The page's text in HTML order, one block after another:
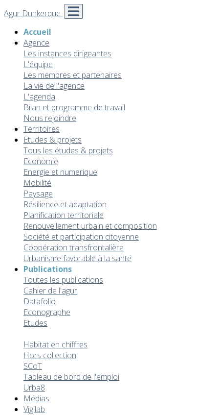
Agur Dunkerque
Accueil
Agence
Les instances dirigeantes
L'équipe
Les membres et partenaires
La vie de l'agence
L'agenda
Bilan et programme de travail
Nous rejoindre
Territoires
Etudes & projets
Tous les études & projets
Economie
Energie et numerique
Mobilité
Paysage
Résilience et adaptation
Planification territoriale
Renouvellement urbain et composition
Société et participation citoyenne
Coopération transfrontalière
Urbanisme favorable à la santé
Publications
Toutes les publications
Cahier de l'agur
Datafolio
Econographe
Etudes
Habitat en chiffres
Hors collection
SCoT
Tableau de bord de l'emploi
Urba8
Médias
Vigilab